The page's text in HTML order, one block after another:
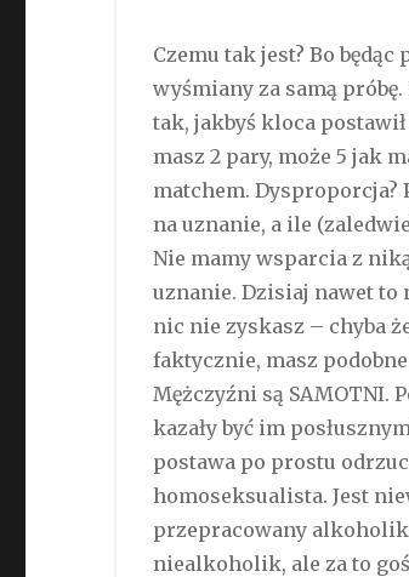
Czemu tak jest? Bo
wyśmiany za samą
tak, jakbyś kloca
masz 2 pary, może 5 jak
matchem. Dysproporcja?
na uznanie, a ile
Nie mamy wsparcia z
uznanie. Dzisiaj nawet to
nic nie zyskasz – chyba
faktycznie, masz
Mężczyźni są
kazały być im
postawa po prostu
homoseksualista. Jest
przepracowany
niealkoholik, ale za to